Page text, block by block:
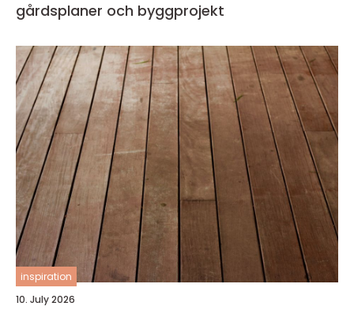
gårdsplaner och byggprojekt
inspiration
10. July 2026